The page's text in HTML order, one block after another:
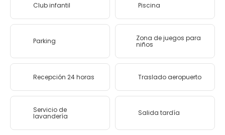
Club infantil Piscina
Parking Zona de juegos para
niños
Recepción 24 horas Traslado aeropuerto
Servicio de
lavandería Salida tardía